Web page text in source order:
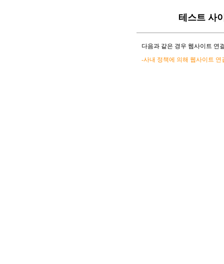
테스트 사
다음과 같은 경우 웹사이트 연
-사내 정책에 의해 웹사이트